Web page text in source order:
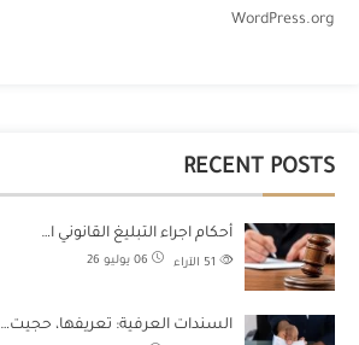
WordPress.org
RECENT POSTS
أحكام اجراء التبليغ القانوني ا…
06 يوليو 26 الآراء
السندات العرفية: تعريفها، حجيت…